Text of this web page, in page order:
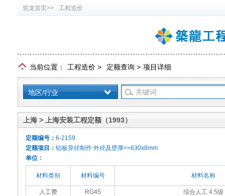
筑龙首页>> 工程造价
当前位置： 工程造价 > 定额查询 > 项目详细
地区/行业
上海 > 上海安装工程定额（1993）
定额编号： 6-2159
定额项目： 铝板异径制作 外径及壁厚<=630x8mm
单位：
材料类别 材料编号 材料名称
人工费 RG45 综合人工 4.5级